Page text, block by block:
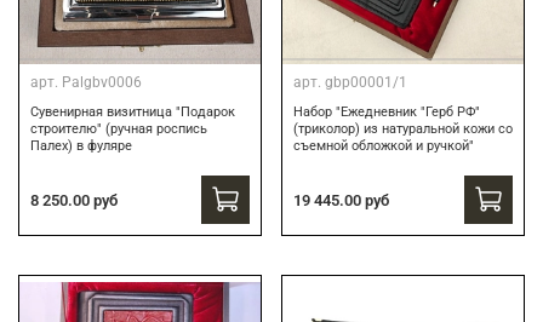
арт. Palgbv0006
Сувенирная визитница "Подарок
строителю" (ручная роспись
Палех) в фуляре
8 250.00 руб
арт. gbp00001/1
Набор "Ежедневник "Герб РФ"
(триколор) из натуральной кожи со
съемной обложкой и ручкой"
19 445.00 руб